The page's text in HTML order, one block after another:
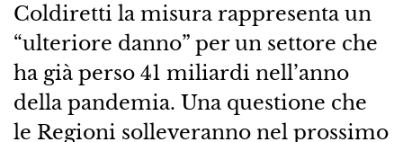
Coldiretti la misura rappresenta un
“ulteriore danno” per un settore che
ha già perso 41 miliardi nell’anno
della pandemia. Una questione che
le Regioni solleveranno nel prossimo